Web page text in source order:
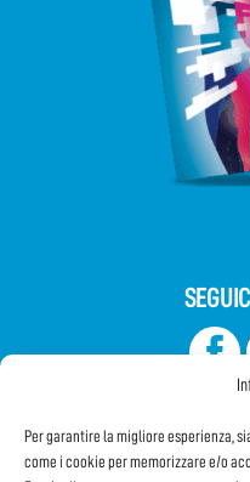
Per garantire la migliore esperienza,
come i cookie per memorizzare e/o